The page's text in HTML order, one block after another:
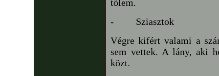
tőlem.
-
Sziasztok
Végre kifért valami a
sem vettek. A lány, aki
közt.